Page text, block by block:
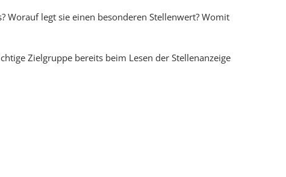
Worauf legt sie einen besonderen Stellenwert? Womit
Zielgruppe bereits beim Lesen der Stellenanzeige